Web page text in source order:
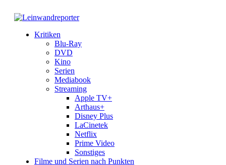
Kritiken
Blu-Ray
DVD
Kino
Serien
Mediabook
Streaming
Apple TV+
Arthaus+
Disney Plus
LaCinetek
Netflix
Prime Video
Sonstiges
Filme und Serien nach Punkten